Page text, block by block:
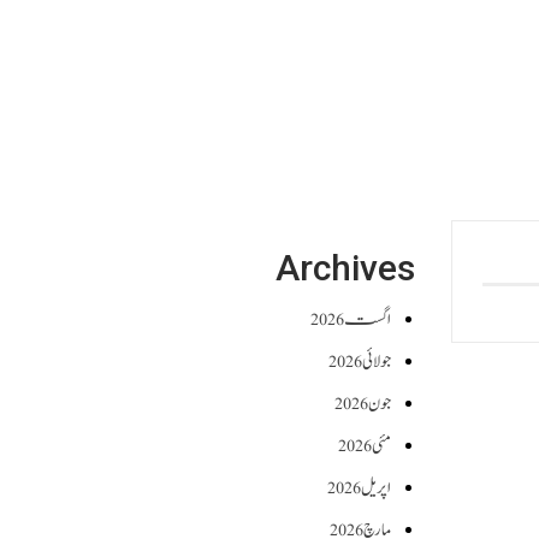
Archives
اگست 2026
جولائی 2026
جون 2026
مئی 2026
اپریل 2026
مارچ 2026